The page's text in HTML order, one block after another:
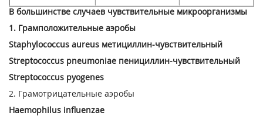
В большинстве случаев чувствительные микроорганизмы
1. Грамположительные аэробы
Staphylococcus aureus метициллин-чувствительный
Streptococcus pneumoniae пенициллин-чувствительный
Streptococcus pyogenes
2. Грамотрицательные аэробы
Haemophilus influenzae